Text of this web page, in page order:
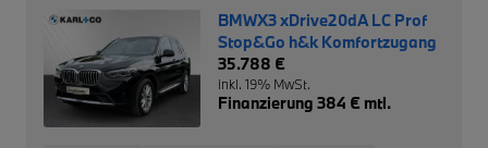
BMWX3 xDrive20dA LC Prof
Stop&Go h&k Komfortzugang
35.788 €
inkl. 19% MwSt.
Finanzierung 384 € mtl.